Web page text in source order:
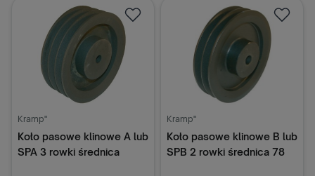
Kramp"
Koło pasowe klinowe A lub
SPA 3 rowki średnica
Kramp"
Koło pasowe klinowe B lub
SPB 2 rowki średnica 78